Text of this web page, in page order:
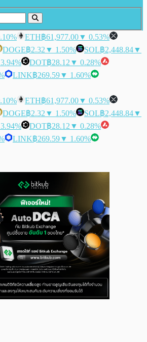
ETH฿61,977.00▼ 0.53%
DOGE฿2.32 ▼ 1.50% SOL฿2,448.84▼
DOT฿28.12 ▼ 0.28%
LINK฿269.59▼ 1.60%
ETH฿61,977.00▼ 0.53%
DOGE฿2.32 ▼ 1.50% SOL฿2,448.84▼
DOT฿28.12 ▼ 0.28%
LINK฿269.59▼ 1.60%